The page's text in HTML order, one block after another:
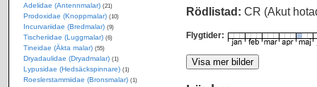
Rödlistad: CR (Akut
Flygtider:
Adelidae (Antennmalar) (21)
Prodoxidae (Knoppmalar) (10)
Incurvariidae (Bredmalar) (9)
Tischeriidae (Luggmalar) (6)
Tineidae (Äkta malar) (55)
Dryadaulidae (Dryadmalar) (1)
Lypusidae (Hedsäckspinnare) (1)
Roeslerstammiidae (Bronsmalar) (1)